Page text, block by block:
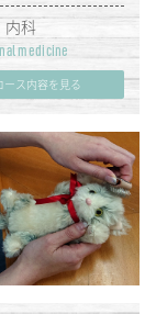
内科
medicine
ース内容を見る